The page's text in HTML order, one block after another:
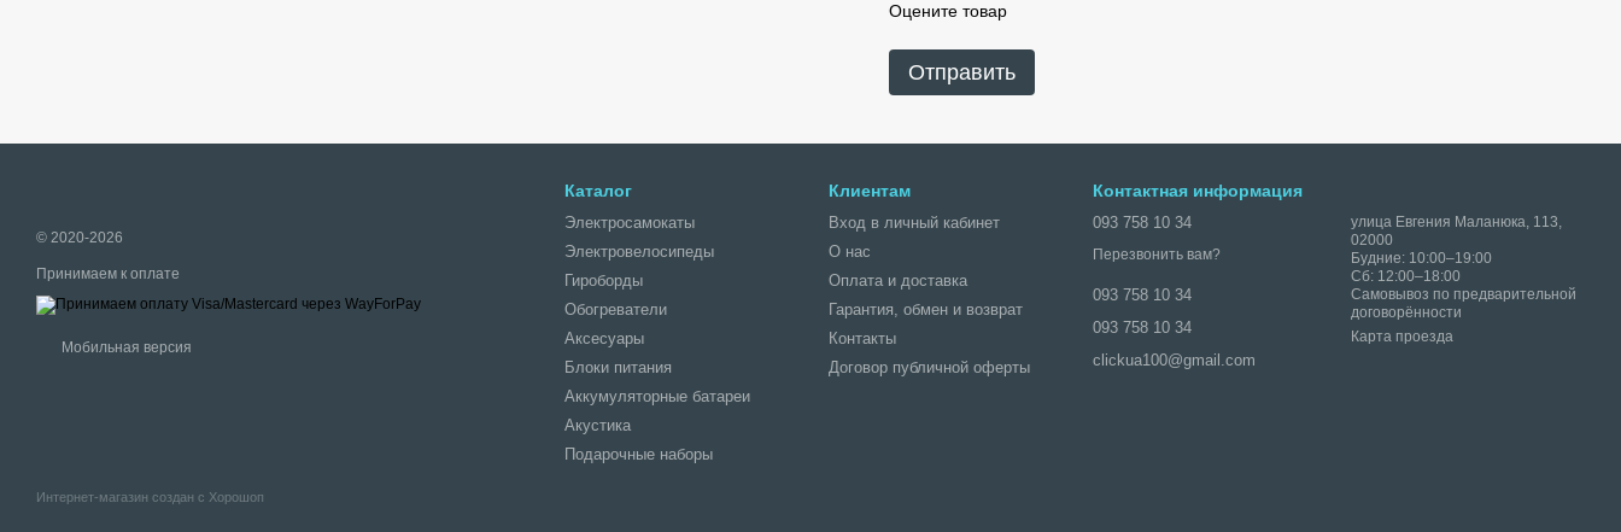
Оцените товар
Отправить
© 2020-2026
Принимаем к оплате
Мобильная версия
Интернет-магазин создан с Хорошоп
Каталог
Электросамокаты
Электровелосипеды
Гироборды
Обогреватели
Аксесуары
Блоки питания
Аккумуляторные батареи
Акустика
Подарочные наборы
Клиентам
Вход в личный кабинет
О нас
Оплата и доставка
Гарантия, обмен и возврат
Контакты
Договор публичной оферты
Контактная информация
093 758 10 34
Перезвонить вам?
093 758 10 34
093 758 10 34
clickua100@gmail.com
улица Евгения Маланюка, 113,
02000
Будние: 10:00–19:00
Сб: 12:00–18:00
Самовывоз по предварительной
договорённости
Карта проезда